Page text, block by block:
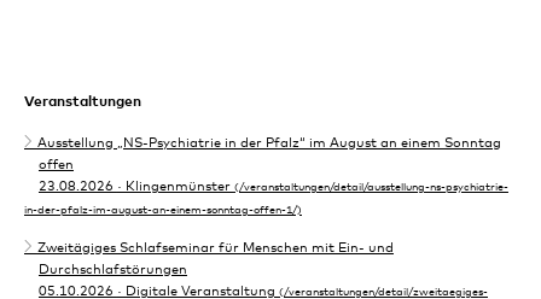
Veranstaltungen
Ausstellung „NS-Psychiatrie in der Pfalz“ im August an einem Sonntag
offen
23.08.2026 · Klingenmünster
Zweitägiges Schlafseminar für Menschen mit Ein- und
Durchschlafstörungen
05.10.2026 · Digitale Veranstaltung